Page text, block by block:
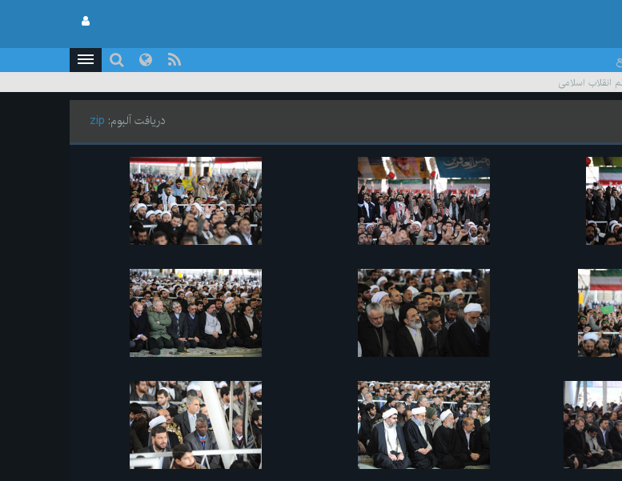
انقلاب اسلامی
دریافت آلبوم: zip